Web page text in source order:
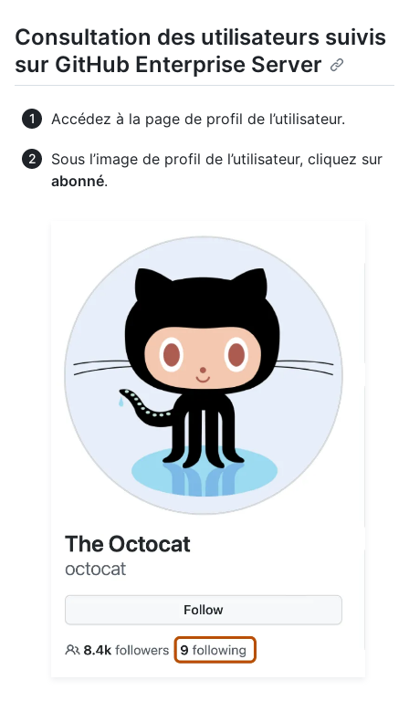
Consultation des utilisateurs suivis
sur GitHub Enterprise Server
Accédez à la page de profil de l’utilisateur.
Sous l’image de profil de l’utilisateur, cliquez sur
abonné.